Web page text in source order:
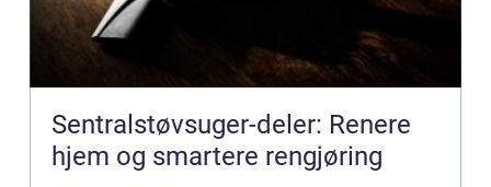
Sentralstøvsuger-deler: Renere
hjem og smartere rengjøring